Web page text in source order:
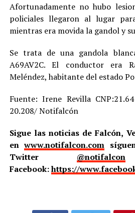
Afortunadamente no hubo
policiales llegaron al lugar
mientras era movida la gandol y
Se trata de una gandola
A69AV2C. El conductor era
Meléndez, habitante del estado
Fuente: Irene Revilla
20.208/ Notifalcón
Sigue las noticias de Falcón,
enwww.notifalcon.com
Twitter @notifalcon
Facebook:https://